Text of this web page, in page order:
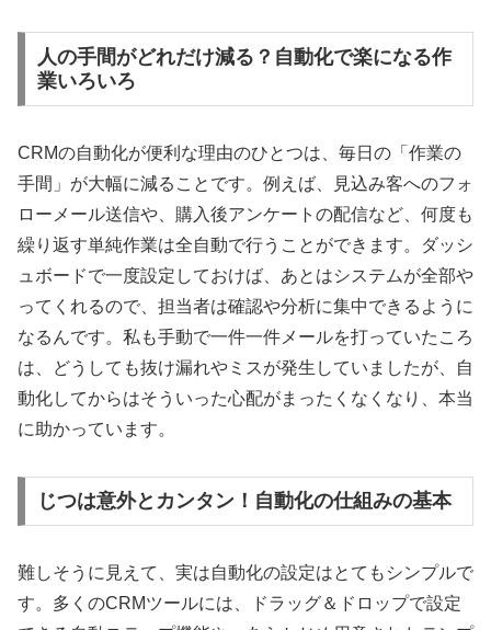
人の手間がどれだけ減る？自動化で楽になる作
業いろいろ
CRMの自動化が便利な理由のひとつは、毎日の「作業の
手間」が大幅に減ることです。例えば、見込み客へのフォ
ローメール送信や、購入後アンケートの配信など、何度も
繰り返す単純作業は全自動で行うことができます。ダッシ
ュボードで一度設定しておけば、あとはシステムが全部や
ってくれるので、担当者は確認や分析に集中できるように
なるんです。私も手動で一件一件メールを打っていたころ
は、どうしても抜け漏れやミスが発生していましたが、自
動化してからはそういった心配がまったくなくなり、本当
に助かっています。
じつは意外とカンタン！自動化の仕組みの基本
難しそうに見えて、実は自動化の設定はとてもシンプルで
す。多くのCRMツールには、ドラッグ＆ドロップで設定